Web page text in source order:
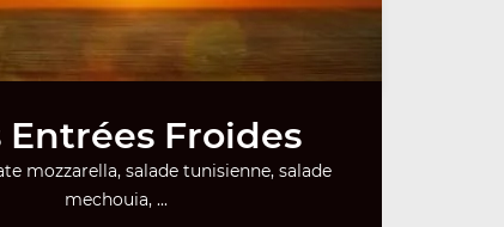
Entrées Froides
mozzarella, salade tunisienne, salade
mechouia, ...